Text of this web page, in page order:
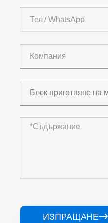
ИЗПРАЩАНЕ